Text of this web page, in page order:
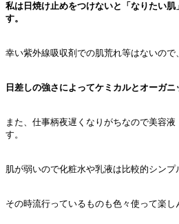
私は日焼け止めをつけないと「なりたい
す。
幸い紫外線吸収剤での肌荒れ等はないので、
日差しの強さによってケミカルとオーガニ
また、仕事柄夜遅くなりがちなので美容
す。
肌が弱いので化粧水や乳液は比較的シンプ
その時流行っているものも色々使って楽し